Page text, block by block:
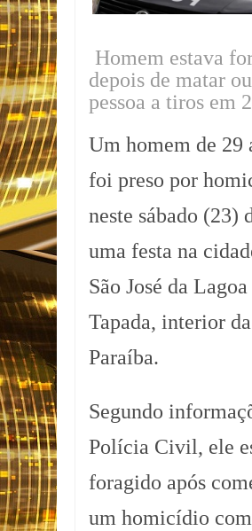
Homem estava
depois de matar
pessoa a tiros em
Um homem de 29
foi preso por
neste sábado (23)
uma festa na
São José da Lagoa
Tapada, interior da
Paraíba.
Segundo
Polícia Civil, ele
foragido após
um homicídio